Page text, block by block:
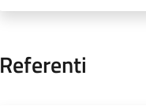
Referenti